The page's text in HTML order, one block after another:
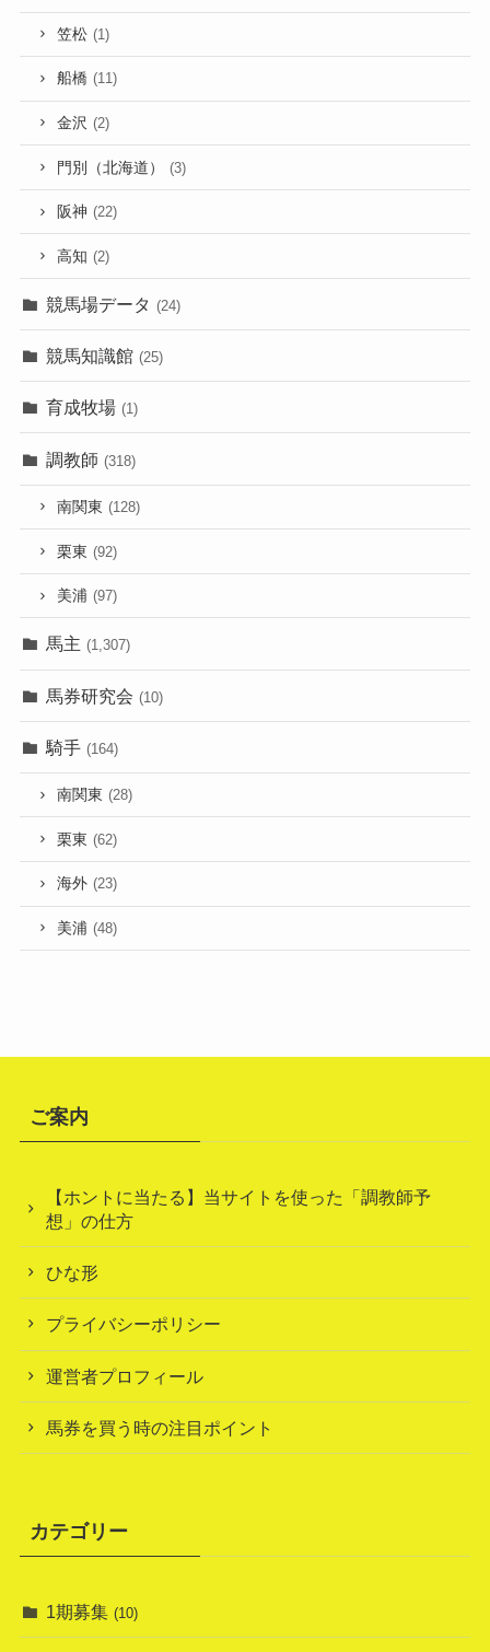
笠松 (1)
船橋 (11)
金沢 (2)
門別（北海道） (3)
阪神 (22)
高知 (2)
競馬場データ (24)
競馬知識館 (25)
育成牧場 (1)
調教師 (318)
南関東 (128)
栗東 (92)
美浦 (97)
馬主 (1,307)
馬券研究会 (10)
騎手 (164)
南関東 (28)
栗東 (62)
海外 (23)
美浦 (48)
ご案内
【ホントに当たる】当サイトを使った「調教師予
想」の仕方
ひな形
プライバシーポリシー
運営者プロフィール
馬券を買う時の注目ポイント
カテゴリー
1期募集 (10)